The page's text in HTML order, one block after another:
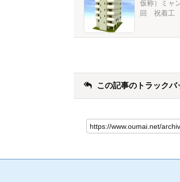
仮称）ミャ
回 祝着工
この記事のトラックバ